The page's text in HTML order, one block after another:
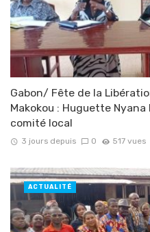
Gabon/ Fête de la
Makokou : Huguette
comité local
3 jours depuis 0 517 vues
ACTUALITÉ